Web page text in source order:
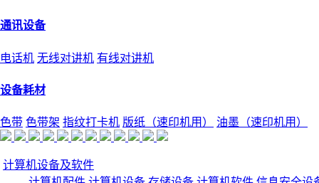
通讯设备
电话机 无线对讲机 有线对讲机
设备耗材
色带 色带架 指纹打卡机 版纸（速印机用） 油墨（速印机用）
计算机设备及软件